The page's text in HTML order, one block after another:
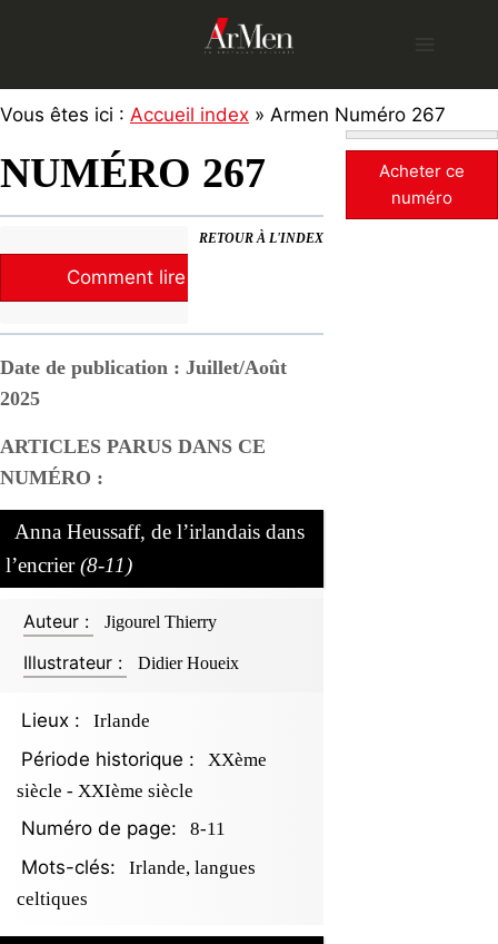
Vous êtes ici : Accueil index » Armen Numéro 267
NUMÉRO 267
RETOUR À L'INDEX
Comment lire la revue ?
Date de publication : Juillet/Août
2025
ARTICLES PARUS DANS CE
NUMÉRO :
Anna Heussaff, de l’irlandais dans
l’encrier(8-11)
Auteur : Jigourel Thierry
Illustrateur : Didier Houeix
Lieux : Irlande
Période historique :
XXème
siècle - XXIème siècle
Numéro de page: 8-11
Mots-clés:
Irlande, langues
celtiques
Acheter ce
numéro